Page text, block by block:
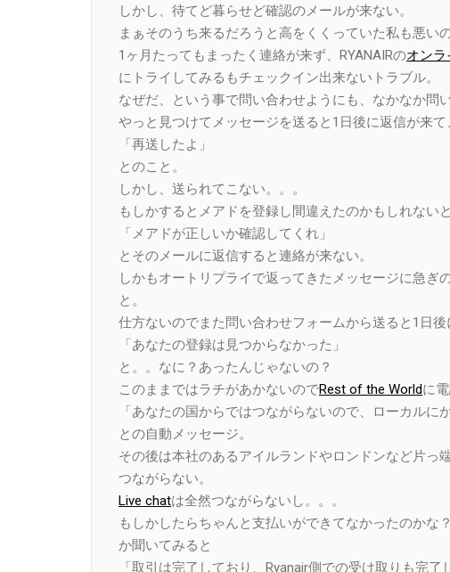
しかし、待てど暮らせど確認のメールが来ない。
まぁそのうち来るだろうと高をくくっていた私も悪いの
1ヶ月たってもまったく連絡が来ず、RYANAIRのオン
にトライしてみるもチェックイン出来ないトラブル。
なぜだ、という事で問い合わせようにも、なかなか問
やっと見つけてメッセージを送ると1日後に返信が来て
「再送したよ」
とのこと。
しかし、送られてこない。。。
もしかするとメアドを登録し間違えたのかもしれない
「メアドが正しいか確認してくれ」
とそのメールに返信すると連絡が来ない。
しかもオートリプライで返ってきたメッセージに急ぎ
と。
仕方ないのでまた問い合わせフォームから送ると1日後
「あなたの登録は見つからなかった」
と。。なに？あったんじゃないの？
このままではラチがあかないのでRest of the Worldに
「あなたの国からではつながらないので、ローカルに
との自動メッセージ。
その後は本社のあるアイルランドやロンドンなど片っ
つながらない。
Live chatは全然つながらないし。。。
もしかしたらちゃんと支払いができてなかったのかな
か聞いてみると
「取引は完了しており、Ryanair側での受け取りも完了